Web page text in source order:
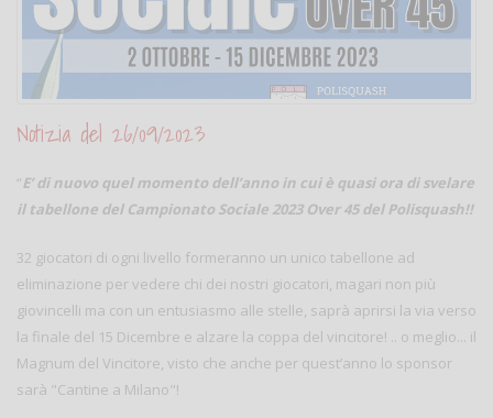
Notizia del 26/09/2023
“E’ di nuovo quel momento dell’anno in cui è quasi ora di svelare
il tabellone del Campionato Sociale 2023 Over 45 del Polisquash!!
32 giocatori di ogni livello formeranno un unico tabellone ad
eliminazione per vedere chi dei nostri giocatori, magari non più
giovincelli ma con un entusiasmo alle stelle, saprà aprirsi la via verso
la finale del 15 Dicembre e alzare la coppa del vincitore! .. o meglio... il
Magnum del Vincitore, visto che anche per quest’anno lo sponsor
sarà "Cantine a Milano"!